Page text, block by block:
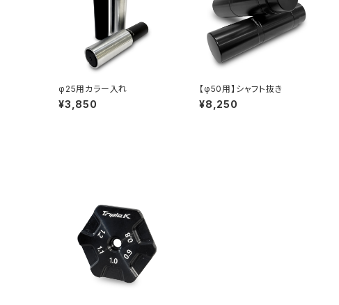
φ25用カラー入れ
¥3,850
【φ50用】シャフト抜き
¥8,250